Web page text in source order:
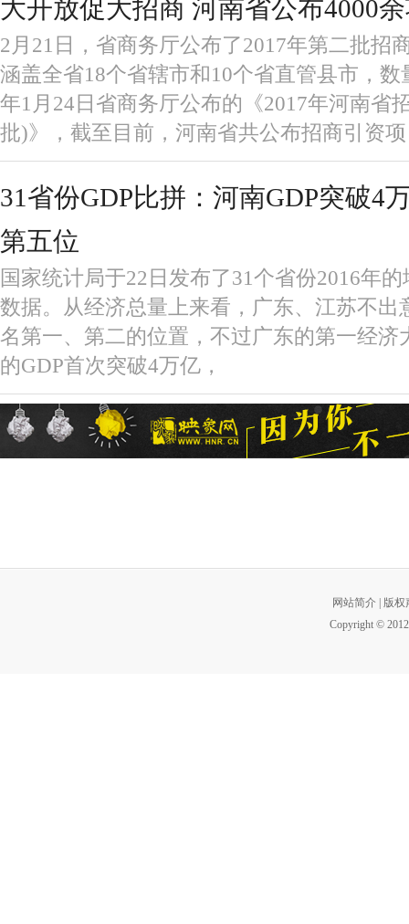
大开放促大招商 河南省公布4000
2月21日，省商务厅公布了2017年第二批招
涵盖全省18个省辖市和10个省直管县市，数
年1月24日省商务厅公布的《2017年河南省
批)》，截至目前，河南省共公布招商引资
31省份GDP比拼：河南GDP突破4
第五位
国家统计局于22日发布了31个省份2016年
数据。从经济总量上来看，广东、江苏不出
名第一、第二的位置，不过广东的第一经济
的GDP首次突破4万亿，
网站简介
版权
Copyright ©